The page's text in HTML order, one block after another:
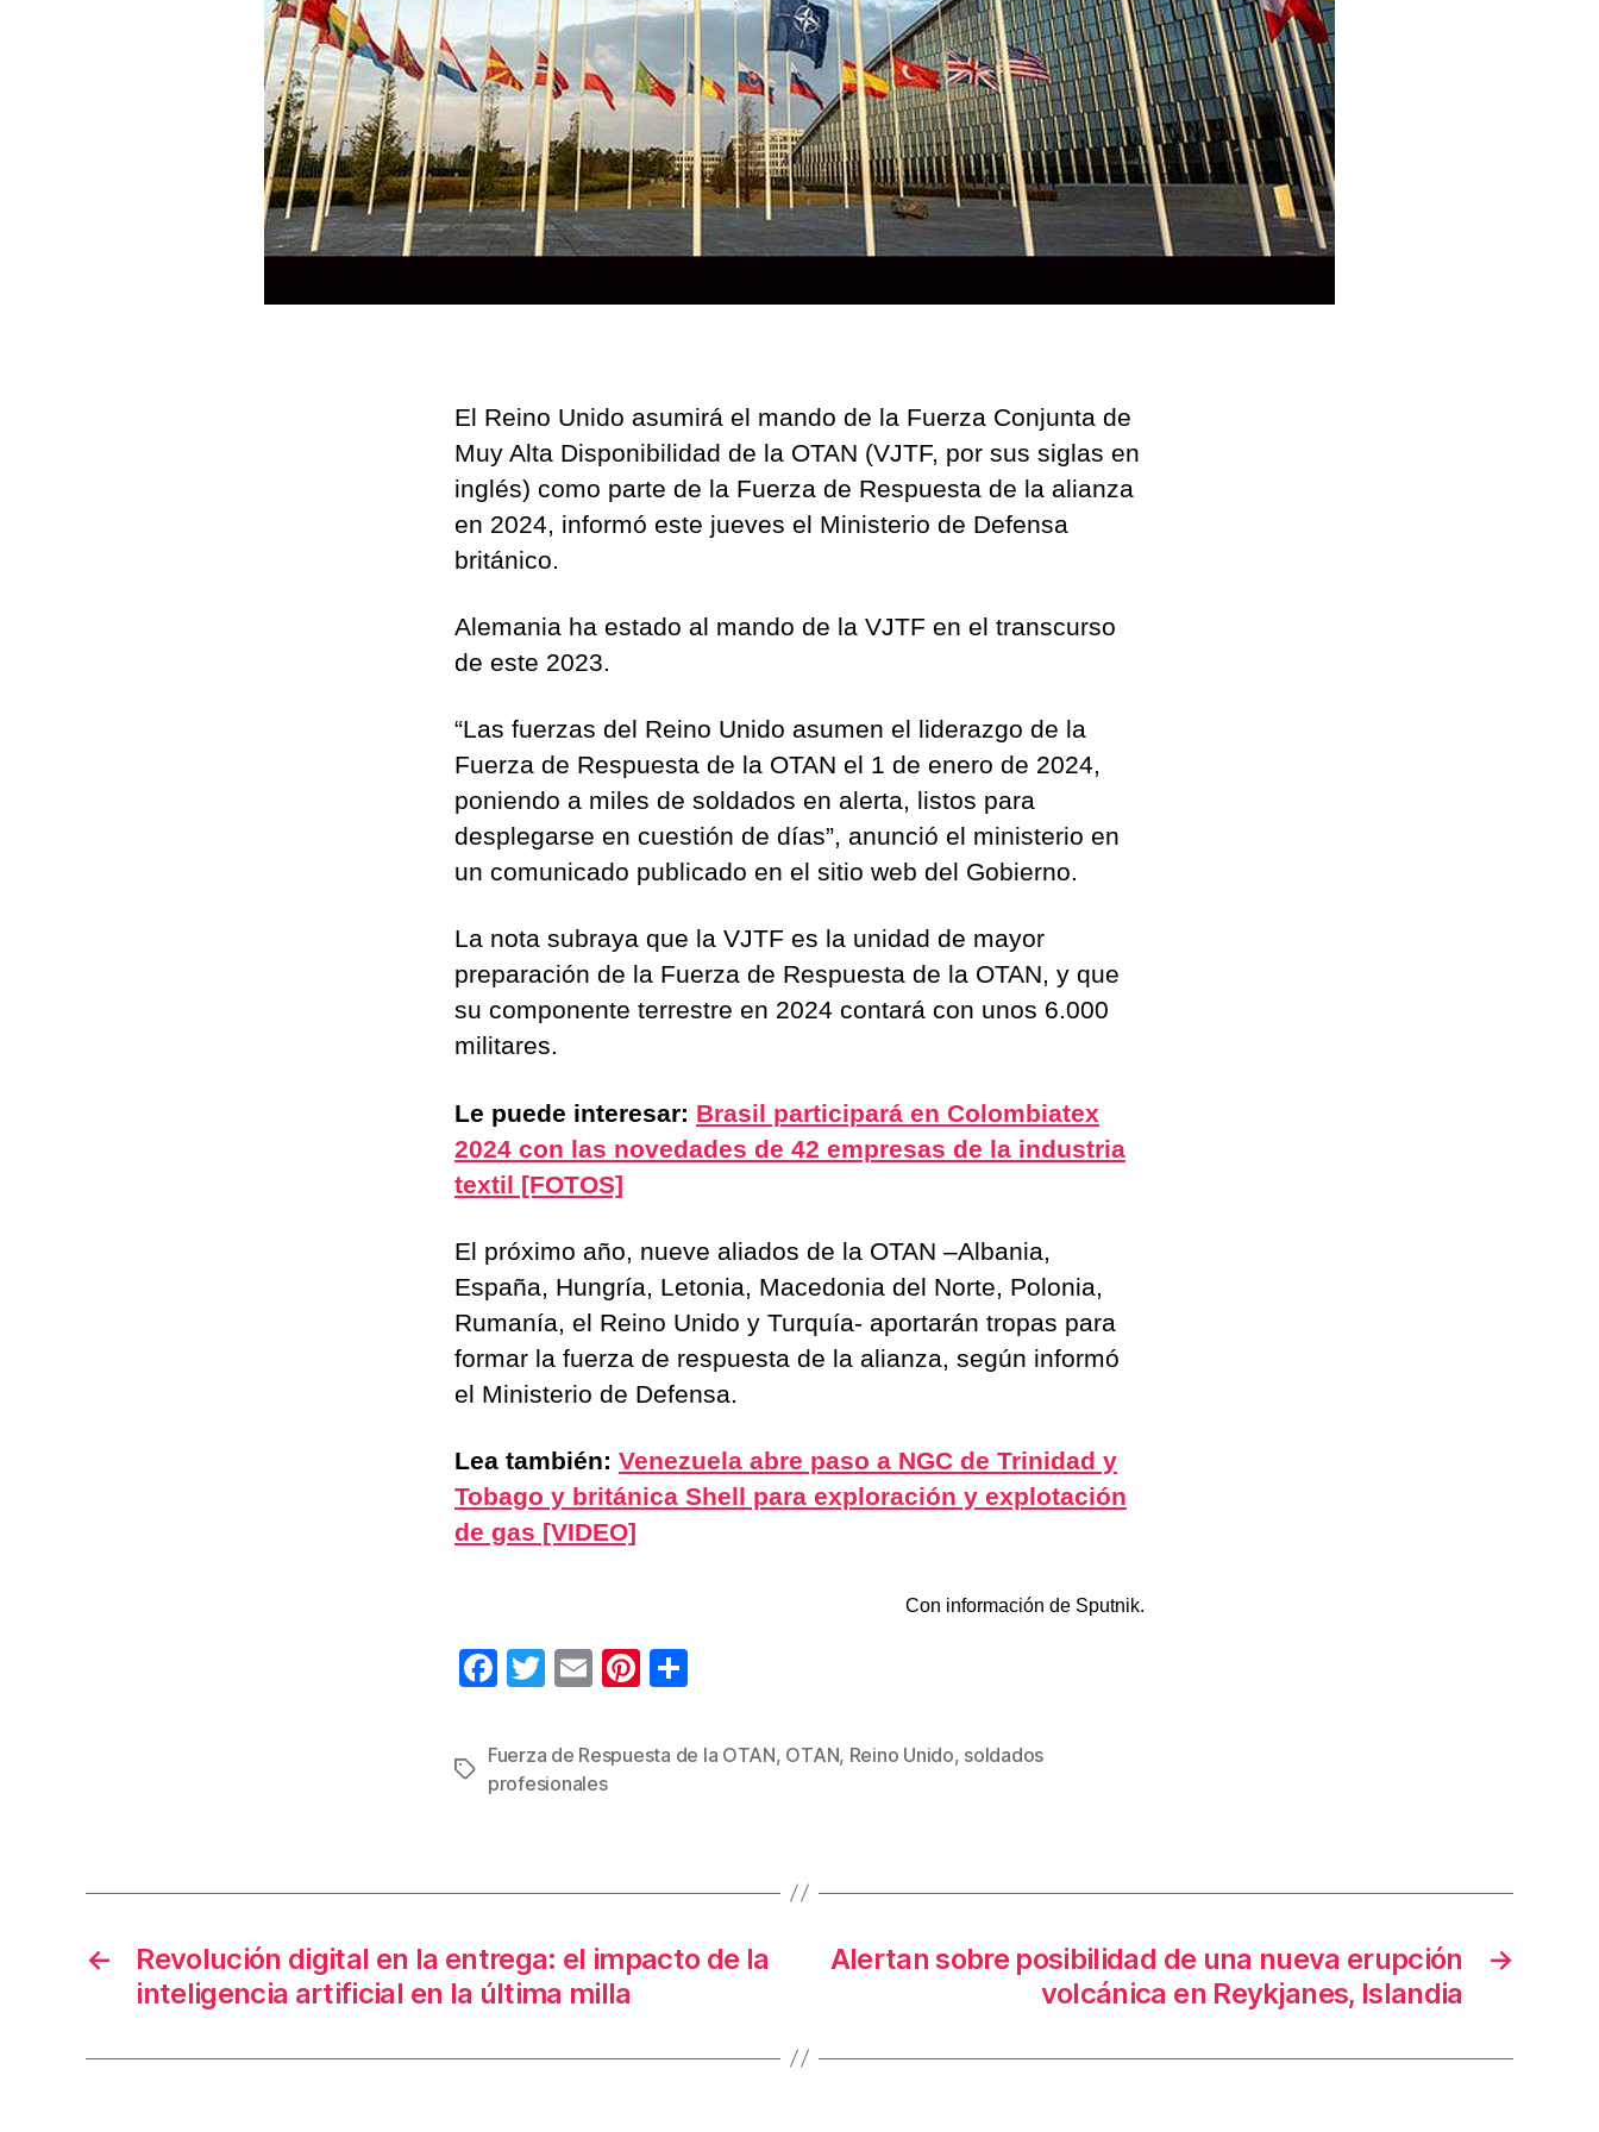
2024
El Reino Unido asumirá el mando de la Fuerza Conjunta de
Muy Alta Disponibilidad de la OTAN (VJTF, por sus siglas en
inglés) como parte de la Fuerza de Respuesta de la alianza
en 2024, informó este jueves el Ministerio de Defensa
británico.
Alemania ha estado al mando de la VJTF en el transcurso
de este 2023.
“Las fuerzas del Reino Unido asumen el liderazgo de la
Fuerza de Respuesta de la OTAN el 1 de enero de 2024,
poniendo a miles de soldados en alerta, listos para
desplegarse en cuestión de días”, anunció el ministerio en
un comunicado publicado en el sitio web del Gobierno.
La nota subraya que la VJTF es la unidad de mayor
preparación de la Fuerza de Respuesta de la OTAN, y que
su componente terrestre en 2024 contará con unos 6.000
militares.
Le puede interesar: Brasil participará en Colombiatex
2024 con las novedades de 42 empresas de la industria
textil [FOTOS]
El próximo año, nueve aliados de la OTAN –Albania,
España, Hungría, Letonia, Macedonia del Norte, Polonia,
Rumanía, el Reino Unido y Turquía- aportarán tropas para
formar la fuerza de respuesta de la alianza, según informó
el Ministerio de Defensa.
Lea también: Venezuela abre paso a NGC de Trinidad y
Tobago y británica Shell para exploración y explotación
de gas [VIDEO]
Con información de Sputnik.
F
c
e
o
T
tt
er
E
ail
Pi
er m
Etiquetas
Fuerza de Respuesta de la OTAN, OTAN, Reino Unido, soldados
profesionales
←
Revolución digital en la entrega: el impacto de la
inteligencia artificial en la última milla
→
Alertan sobre posibilidad de una nueva erupción
volcánica en Reykjanes, Islandia